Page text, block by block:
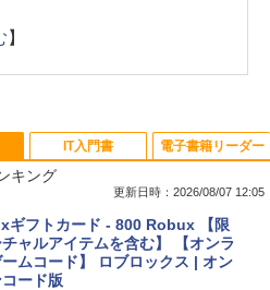
】
MacBook Neo A18 Proチッ
インチノートブック：AIとAppl
、Liquid Retinaディスプ
メモリ、512GB SSD、1080p
キング
更新日時：2026/08/07 12:05
ギフトカード - 800 Robux 【限
ャルアイテムを含む】 【オンラ
ムコード】 ロブロックス | オン
ード版
IT入門書 電子書籍リーダー